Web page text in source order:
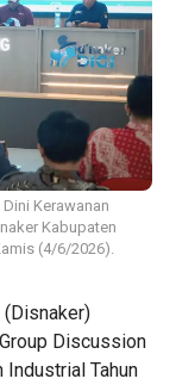
Kerawanan
Kabupaten
(4/6/2026).
(Disnaker)
Discussion
Industrial Tahun